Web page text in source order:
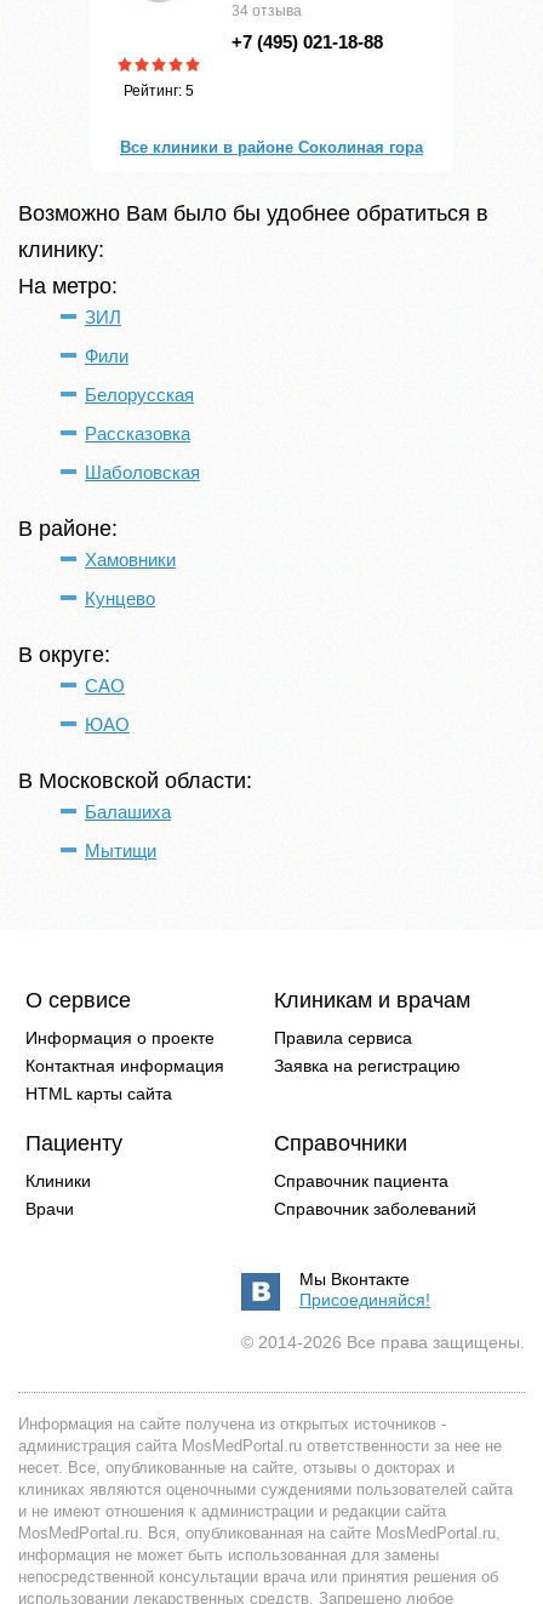
Рейтинг: 5
34 отзыва
+7 (495) 021-18-88
Все клиники в районе Соколиная гора
Возможно Вам было бы удобнее обратиться в
клинику:
На метро:
ЗИЛ
Фили
Белорусская
Рассказовка
Шаболовская
В районе:
Хамовники
Кунцево
В округе:
САО
ЮАО
В Московской области:
Балашиха
Мытищи
О сервисе
Информация о проекте
Контактная информация
HTML карты сайта
Клиникам и врачам
Правила сервиса
Заявка на регистрацию
Пациенту
Клиники
Врачи
Справочники
Справочник пациента
Справочник заболеваний
Мы Вконтакте
Присоединяйся!
© 2014-2026 Все права защищены.
Информация на сайте получена из открытых источников -
администрация сайта MosMedPortal.ru ответственности за нее не
несет. Все, опубликованные на сайте, отзывы о докторах и
клиниках являются оценочными суждениями пользователей сайта
и не имеют отношения к администрации и редакции сайта
MosMedPortal.ru. Вся, опубликованная на сайте MosMedPortal.ru,
информация не может быть использованная для замены
непосредственной консультации врача или принятия решения об
использовании лекарственных средств. Запрещено любое